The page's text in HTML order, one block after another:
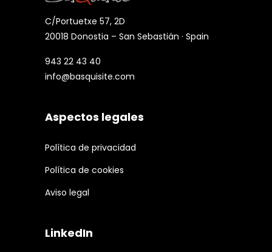
C/Portuetxe 57, 2D
20018 Donostia – San Sebastián · Spain
943 22 43 40
info@basquisite.com
Aspectos legales
Política de privacidad
Política de cookies
Aviso legal
LinkedIn